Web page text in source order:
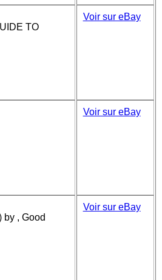
TO
Voir sur eBay
Voir sur eBay
by , Good
Voir sur eBay